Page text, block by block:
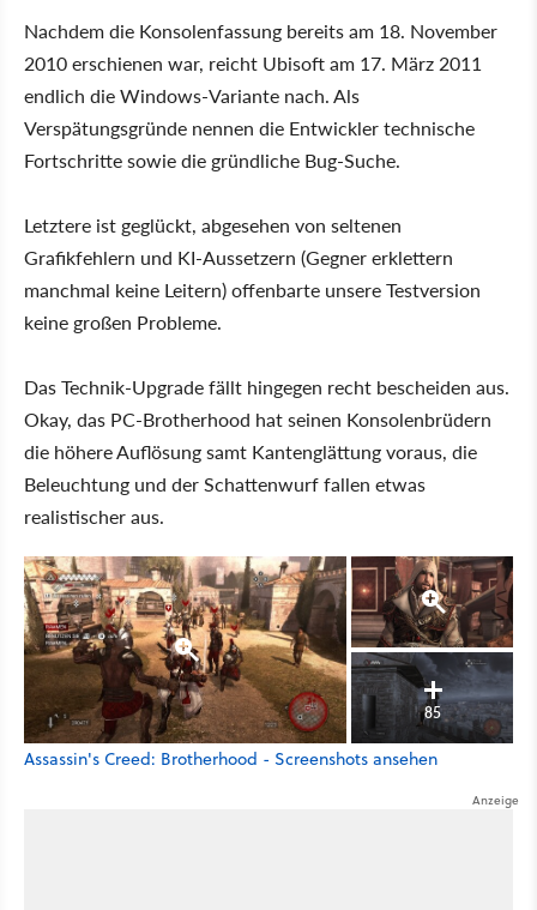
Nachdem die Konsolenfassung bereits am 18. November
2010 erschienen war, reicht Ubisoft am 17. März 2011
endlich die Windows-Variante nach. Als
Verspätungsgründe nennen die Entwickler technische
Fortschritte sowie die gründliche Bug-Suche.
Letztere ist geglückt, abgesehen von seltenen
Grafikfehlern und KI-Aussetzern (Gegner erklettern
manchmal keine Leitern) offenbarte unsere Testversion
keine großen Probleme.
Das Technik-Upgrade fällt hingegen recht bescheiden aus.
Okay, das PC-Brotherhood hat seinen Konsolenbrüdern
die höhere Auflösung samt Kantenglättung voraus, die
Beleuchtung und der Schattenwurf fallen etwas
realistischer aus.
85
Assassin's Creed: Brotherhood - Screenshots ansehen